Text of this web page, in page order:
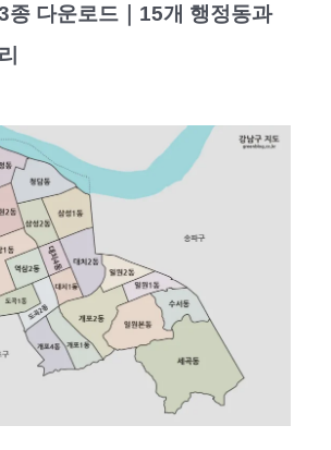
종 다운로드｜15개 행정동과